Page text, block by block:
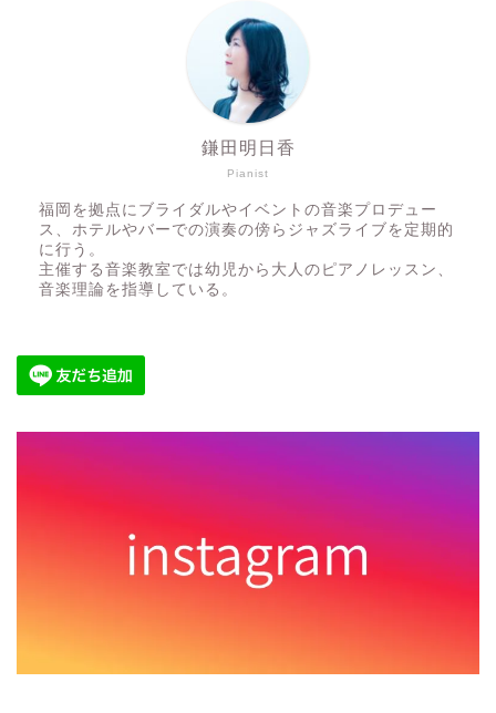
Pianist
鎌田明日香
福岡を拠点にブライダルやイベントの音楽プロデュー
ス、ホテルやバーでの演奏の傍らジャズライブを定期的
に行う。
主催する音楽教室では幼児から大人のピアノレッスン、
音楽理論を指導している。